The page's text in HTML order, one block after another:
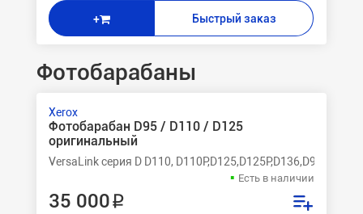
+ Быстрый заказ
Фотобарабаны
Xerox
Фотобарабан D95 / D110 / D125
оригинальный
VersaLink серия D D110, D110P,D125,D125P,D136,D95,D95A
Есть в наличии
35 000 ₽